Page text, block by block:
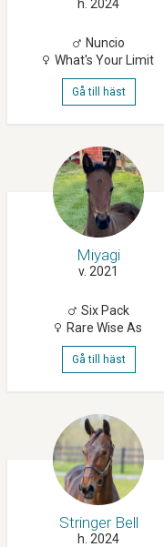
h. 2024
Nuncio
What's Your Limit
Gå till häst
Miyagi
v. 2021
Six Pack
Rare Wise As
Gå till häst
Stringer Bell
h. 2024